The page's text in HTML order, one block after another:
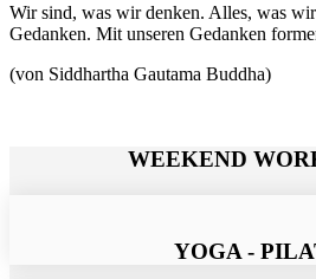
Wir sind, was wir denken. Alles, was wir
Gedanken. Mit unseren Gedanken
(von Siddhartha Gautama Buddha)
WEEKEND
YOGA -